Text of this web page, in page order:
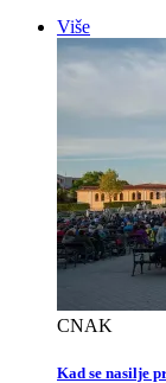
Više
CNAK
Kad se nasilje